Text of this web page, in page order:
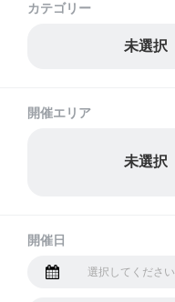
カテゴリー
未選択
開催エリア
未選択
開催日
選択してください